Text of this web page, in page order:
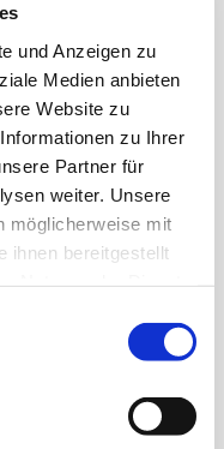
und Anzeigen zu
Medien anbieten
Website zu
zu Ihrer
Partner für
weiter. Unsere
möglicherweise mit
ihnen bereitgestellt